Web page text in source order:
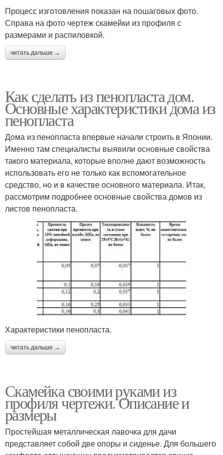
Процесс изготовления показан на пошаговых фото.
Справа на фото чертеж скамейки из профиля с
размерами и распиловкой.
читать дальше →
Как сделать из пенопласта дом.
Основные характеристики дома из
пенопласта
Дома из пенопласта впервые начали строить в Японии.
Именно там специалисты выявили основные свойства
такого материала, которые вполне дают возможность
использовать его не только как вспомогательное
средство, но и в качестве основного материала. Итак,
рассмотрим подробнее основные свойства домов из
листов пенопласта.
Характеристики пенопласта.
читать дальше →
Скамейка своими руками из
профиля чертежи. Описание и
размеры
Простейшая металлическая лавочка для дачи
представляет собой две опоры и сиденье. Для большего